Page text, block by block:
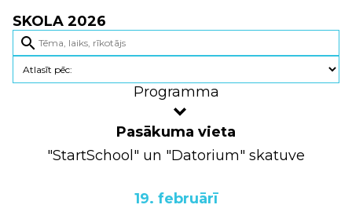
SKOLA 2026
search
Programma
Pasākuma vieta
"StartSchool" un "Datorium" skatuve
19. februārī